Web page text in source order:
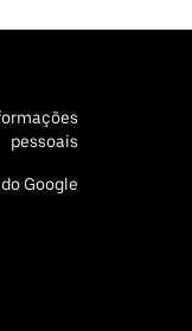
pessoais
Google